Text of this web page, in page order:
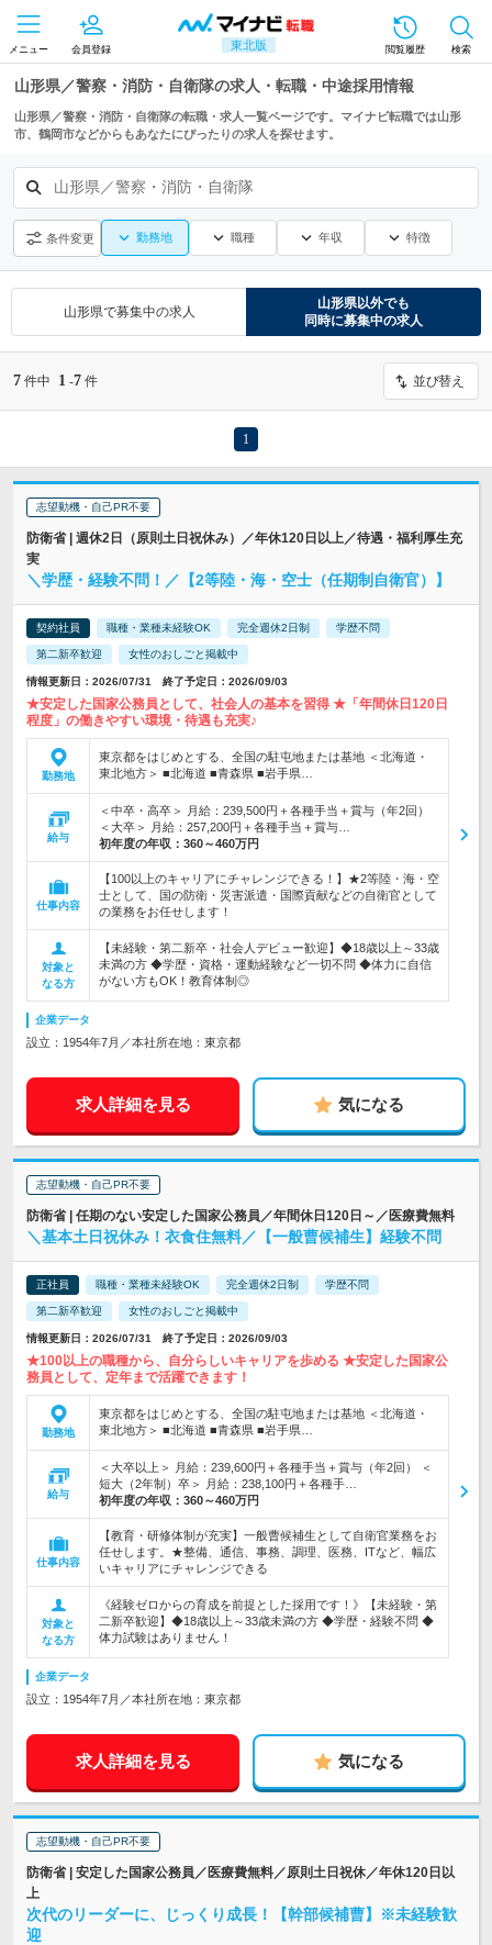
東北版
メニュー 会員登録 閲覧履歴 検索
山形県／警察・消防・自衛隊の求人・転職・中途採用情報
山形県／警察・消防・自衛隊の転職・求人一覧ページです。マイナビ転職では山形
市、鶴岡市などからもあなたにぴったりの求人を探せます。
山形県／警察・消防・自衛隊
条件変更 勤務地 職種 年収 特徴
山形県で募集中の求人
山形県以外でも
同時に募集中の求人
7 件中 1 -7 件 並び替え
1
志望動機・自己PR不要
防衛省 | 週休2日（原則土日祝休み）／年休120日以上／待遇・福利厚生充
実
＼学歴・経験不問！／【2等陸・海・空士（任期制自衛官）】
契約社員 職種・業種未経験OK 完全週休2日制 学歴不問
第二新卒歓迎 女性のおしごと掲載中
情報更新日：2026/07/31 終了予定日：2026/09/03
★安定した国家公務員として、社会人の基本を習得 ★「年間休日120日
程度」の働きやすい環境・待遇も充実♪
勤務地
東京都をはじめとする、全国の駐屯地または基地 ＜北海道・
東北地方＞ ■北海道 ■青森県 ■岩手県…
給与
＜中卒・高卒＞ 月給：239,500円＋各種手当＋賞与（年2回）
＜大卒＞ 月給：257,200円＋各種手当＋賞与…
初年度の年収： 360～460万円
仕事内容
【100以上のキャリアにチャレンジできる！】★2等陸・海・空
士として、国の防衛・災害派遣・国際貢献などの自衛官として
の業務をお任せします！
対象と
なる方
【未経験・第二新卒・社会人デビュー歓迎】◆18歳以上～33歳
未満の方 ◆学歴・資格・運動経験など一切不問 ◆体力に自信
がない方もOK！教育体制◎
企業データ
設立：1954年7月／本社所在地：東京都
求人詳細を見る 気になる
志望動機・自己PR不要
防衛省 | 任期のない安定した国家公務員／年間休日120日～／医療費無料
＼基本土日祝休み！衣食住無料／【一般曹候補生】経験不問
正社員 職種・業種未経験OK 完全週休2日制 学歴不問
第二新卒歓迎 女性のおしごと掲載中
情報更新日：2026/07/31 終了予定日：2026/09/03
★100以上の職種から、自分らしいキャリアを歩める ★安定した国家公
務員として、定年まで活躍できます！
勤務地
東京都をはじめとする、全国の駐屯地または基地 ＜北海道・
東北地方＞ ■北海道 ■青森県 ■岩手県…
給与
＜大卒以上＞ 月給：239,600円＋各種手当＋賞与（年2回） ＜
短大（2年制）卒＞ 月給：238,100円＋各種手…
初年度の年収： 360～460万円
仕事内容
【教育・研修体制が充実】一般曹候補生として自衛官業務をお
任せします。★整備、通信、事務、調理、医務、ITなど、幅広
いキャリアにチャレンジできる
対象と
なる方
《経験ゼロからの育成を前提とした採用です！》【未経験・第
二新卒歓迎】◆18歳以上～33歳未満の方 ◆学歴・経験不問 ◆
体力試験はありません！
企業データ
設立：1954年7月／本社所在地：東京都
求人詳細を見る 気になる
志望動機・自己PR不要
防衛省 | 安定した国家公務員／医療費無料／原則土日祝休／年休120日以
上
次代のリーダーに、じっくり成長！【幹部候補曹】※未経験歓
迎